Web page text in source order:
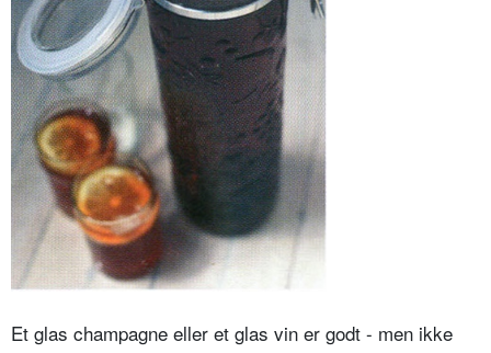
Et glas champagne eller et glas vin er godt - men ikke